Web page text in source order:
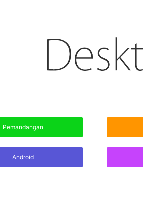
Pemandangan
Android